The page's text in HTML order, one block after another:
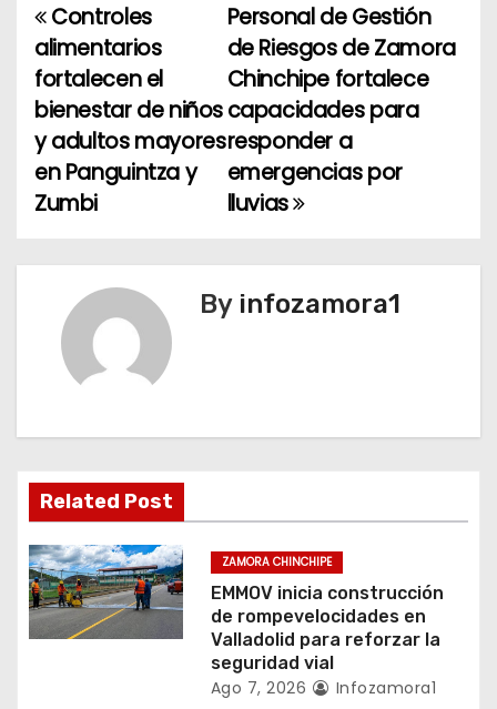
N
a
v
e
g
a
n
d
e
e
n
Personal de Gestión
de Riesgos de Zamora
Chinchipe fortalece
capacidades para
responder a
emergencias por
lluvias
Controles
alimentarios
fortalecen el
bienestar de niños
y adultos mayores
en Panguintza y
Zumbi
By infozamora1
Related Post
ZAMORA CHINCHIPE
EMMOV inicia construcción
de rompevelocidades en
Valladolid para reforzar la
seguridad vial
Ago 7, 2026 Infozamora1